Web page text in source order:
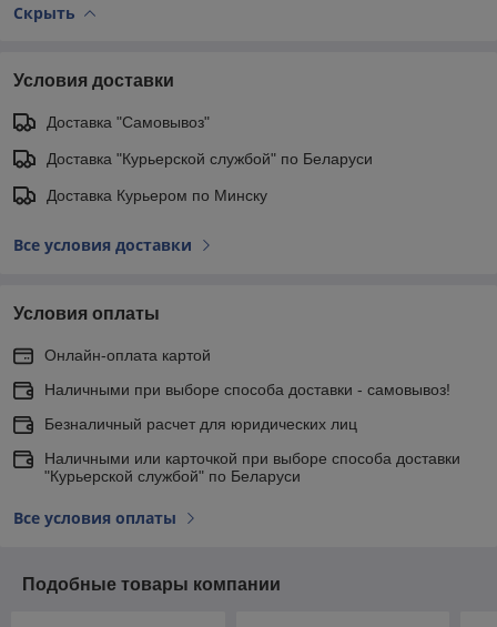
Скрыть
Условия доставки
Доставка "Самовывоз"
Доставка "Курьерской службой" по Беларуси
Доставка Курьером по Минску
Все условия доставки
Условия оплаты
Онлайн-оплата картой
Наличными при выборе способа доставки - самовывоз!
Безналичный расчет для юридических лиц
Наличными или карточкой при выборе способа доставки
"Курьерской службой" по Беларуси
Все условия оплаты
Подобные товары компании